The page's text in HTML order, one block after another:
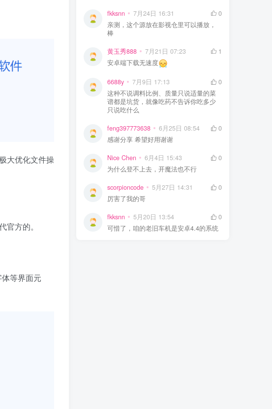
大优化文件操
方的。
等界面元
fkksnn 7月24日 16:31
0
亲测，这个源放在影视仓里可以播放，
棒
黄玉秀888 7月21日 07:23
1
安卓端下载无速度
6688y 7月9日 17:13
0
这种不说调料比例、质量只说适量的菜
谱都是坑货，就像吃药不告诉你吃多少
只说吃什么
feng397773638 6月25日 08:54
0
感谢分享 希望好用谢谢
Nice Chen 6月4日 15:43
0
为什么登不上去，开魔法也不行
scorpioncode 5月27日 14:31
0
厉害了我的哥
fkksnn 5月20日 13:54
0
可惜了，咱的老旧车机是安卓4.4的系统